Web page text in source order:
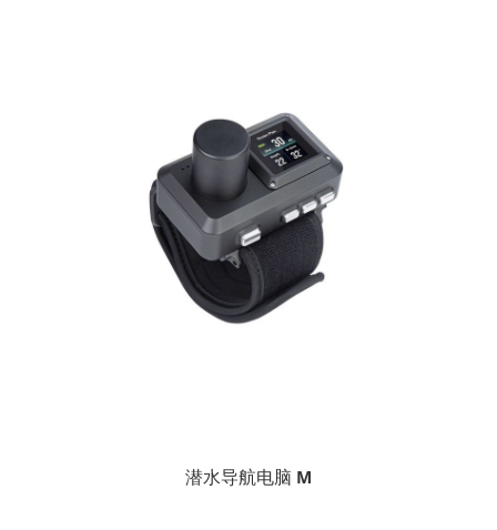
潜水导航电脑 M